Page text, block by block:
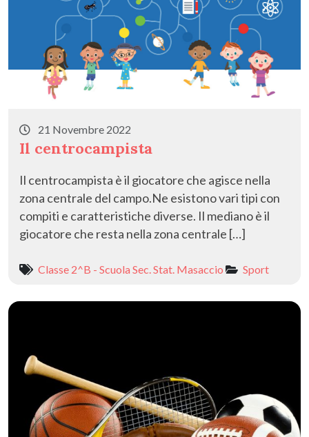
21 Novembre 2022
Il centrocampista
Il centrocampista è il giocatore che agisce nella
zona centrale del campo.Ne esistono vari tipi con
compiti e caratteristiche diverse. Il mediano è il
giocatore che resta nella zona centrale […]
Classe 2^B - Scuola Sec. Stat. Masaccio Sport